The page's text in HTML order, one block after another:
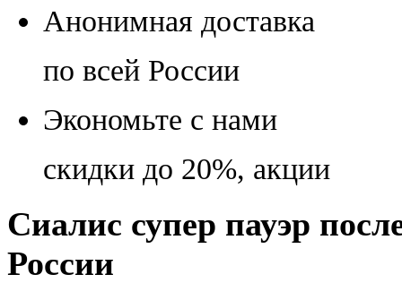
Анонимная доставка
по всей России
Экономьте с нами
скидки до 20%, акции
Сиалис супер пауэр
России